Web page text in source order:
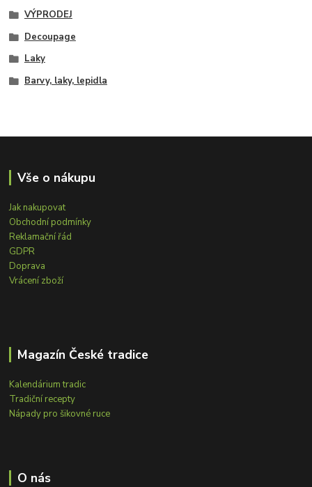
VÝPRODEJ
Decoupage
Laky
Barvy, laky, lepidla
Vše o nákupu
Jak nakupovat
Obchodní podmínky
Reklamační řád
GDPR
Doprava
Vrácení zboží
Magazín České tradice
Kalendárium tradic
Tradiční recepty
Nápady pro šikovné ruce
O nás